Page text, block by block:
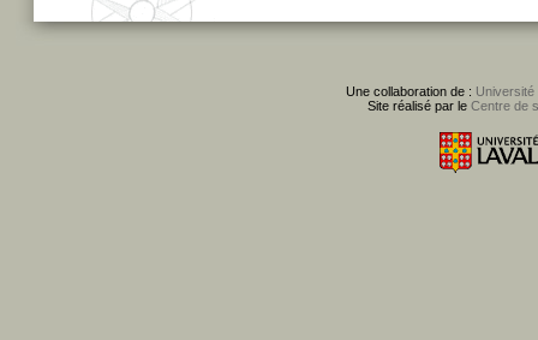
Une collaboration de : Université
Site réalisé par le Centre de